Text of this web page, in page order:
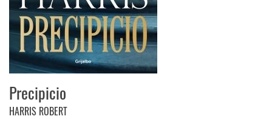
Precipicio
HARRIS ROBERT